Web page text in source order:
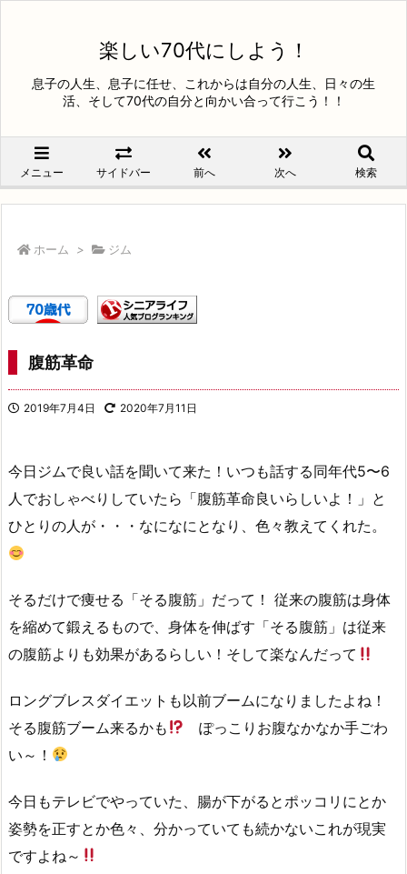
楽しい70代にしよう！
息子の人生、息子に任せ、これからは自分の人生、日々の生
活、そして70代の自分と向かい合って行こう！！
メニュー サイドバー 前へ 次へ 検索
ホーム > ジム
腹筋革命
2019年7月4日 2020年7月11日
今日ジムで良い話を聞いて来た！いつも話する同年代5〜6
人でおしゃべりしていたら「腹筋革命良いらしいよ！」と
ひとりの人が・・・なになにとなり、色々教えてくれた。
そるだけで痩せる「そる腹筋」だって！ 従来の腹筋は身体
を縮めて鍛えるもので、身体を伸ばす「そる腹筋」は従来
の腹筋よりも効果があるらしい！そして楽なんだって
ロングブレスダイエットも以前ブームになりましたよね！
そる腹筋ブーム来るかも
ぽっこりお腹なかなか手ごわ
い～！
今日もテレビでやっていた、腸が下がるとポッコリにとか
姿勢を正すとか色々、分かっていても続かないこれが現実
ですよね～